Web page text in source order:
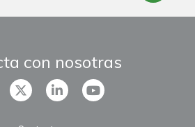
con nosotras